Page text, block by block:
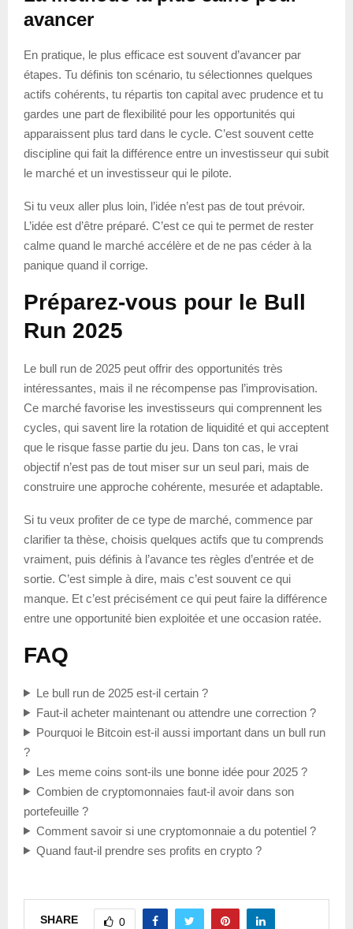
avancer
En pratique, le plus efficace est souvent d’avancer par
étapes. Tu définis ton scénario, tu sélectionnes quelques
actifs cohérents, tu répartis ton capital avec prudence et tu
gardes une part de flexibilité pour les opportunités qui
apparaissent plus tard dans le cycle. C’est souvent cette
discipline qui fait la différence entre un investisseur qui subit
le marché et un investisseur qui le pilote.
Si tu veux aller plus loin, l’idée n’est pas de tout prévoir.
L’idée est d’être préparé. C’est ce qui te permet de rester
calme quand le marché accélère et de ne pas céder à la
panique quand il corrige.
Préparez-vous pour le Bull
Run 2025
Le bull run de 2025 peut offrir des opportunités très
intéressantes, mais il ne récompense pas l’improvisation.
Ce marché favorise les investisseurs qui comprennent les
cycles, qui savent lire la rotation de liquidité et qui acceptent
que le risque fasse partie du jeu. Dans ton cas, le vrai
objectif n’est pas de tout miser sur un seul pari, mais de
construire une approche cohérente, mesurée et adaptable.
Si tu veux profiter de ce type de marché, commence par
clarifier ta thèse, choisis quelques actifs que tu comprends
vraiment, puis définis à l’avance tes règles d’entrée et de
sortie. C’est simple à dire, mais c’est souvent ce qui
manque. Et c’est précisément ce qui peut faire la différence
entre une opportunité bien exploitée et une occasion ratée.
FAQ
Le bull run de 2025 est-il certain ?
Faut-il acheter maintenant ou attendre une correction ?
Pourquoi le Bitcoin est-il aussi important dans un bull run
?
Les meme coins sont-ils une bonne idée pour 2025 ?
Combien de cryptomonnaies faut-il avoir dans son
portefeuille ?
Comment savoir si une cryptomonnaie a du potentiel ?
Quand faut-il prendre ses profits en crypto ?
SHARE 0